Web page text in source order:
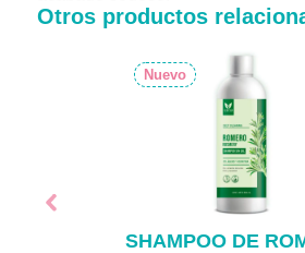
Otros productos
Nuevo